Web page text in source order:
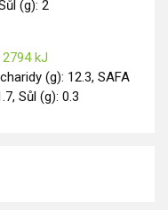
(g): 2
kJ
(g): 12.3, SAFA
Sůl (g): 0.3